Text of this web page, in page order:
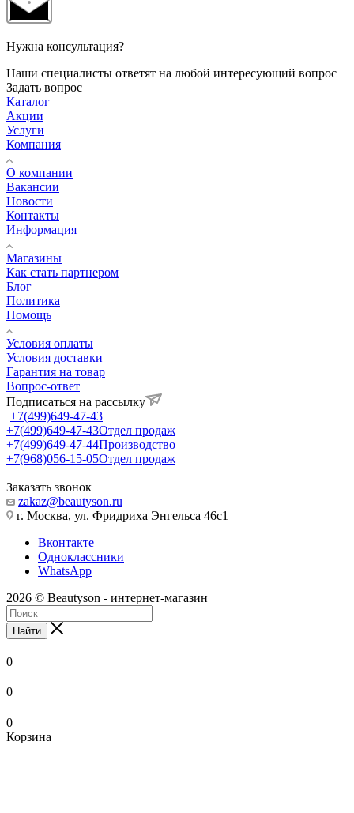
Нужна консультация?
Наши специалисты ответят на любой интересующий вопрос
Задать вопрос
Каталог
Акции
Услуги
Компания
О компании
Вакансии
Новости
Контакты
Информация
Магазины
Как стать партнером
Блог
Политика
Помощь
Условия оплаты
Условия доставки
Гарантия на товар
Вопрос-ответ
Подписаться на рассылку
+7(499)649-47-43
+7(499)649-47-43Отдел продаж
+7(499)649-47-44Производство
+7(968)056-15-05Отдел продаж
Заказать звонок
zakaz@beautyson.ru
г. Москва, ул. Фридриха Энгельса 46с1
Вконтакте
Одноклассники
WhatsApp
2026 © Beautyson - интернет-магазин
Найти
0
0
0
Корзина